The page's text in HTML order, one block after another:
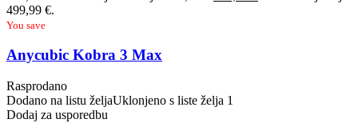
499,99 €.
You save
Anycubic Kobra 3 Max
Rasprodano
Dodano na listu željaUklonjeno s liste želja 1
Dodaj za usporedbu